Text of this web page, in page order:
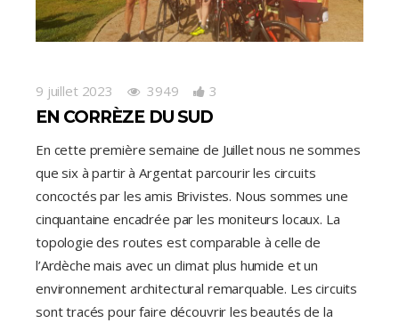
9 juillet 2023 3949 3
EN CORRÈZE DU SUD
En cette première semaine de Juillet nous ne sommes
que six à partir à Argentat parcourir les circuits
concoctés par les amis Brivistes. Nous sommes une
cinquantaine encadrée par les moniteurs locaux. La
topologie des routes est comparable à celle de
l’Ardèche mais avec un climat plus humide et un
environnement architectural remarquable. Les circuits
sont tracés pour faire découvrir les beautés de la